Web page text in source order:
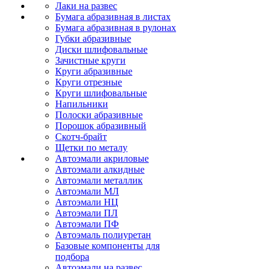
Лаки на развес
Бумага абразивная в листах
Бумага абразивная в рулонах
Губки абразивные
Диски шлифовальные
Зачистные круги
Круги абразивные
Круги отрезные
Круги шлифовальные
Напильники
Полоски абразивные
Порошок абразивный
Скотч-брайт
Щетки по металу
Автоэмали акриловые
Автоэмали алкидные
Автоэмали металлик
Автоэмали МЛ
Автоэмали НЦ
Автоэмали ПЛ
Автоэмали ПФ
Автоэмаль полиуретан
Базовые компоненты для
подбора